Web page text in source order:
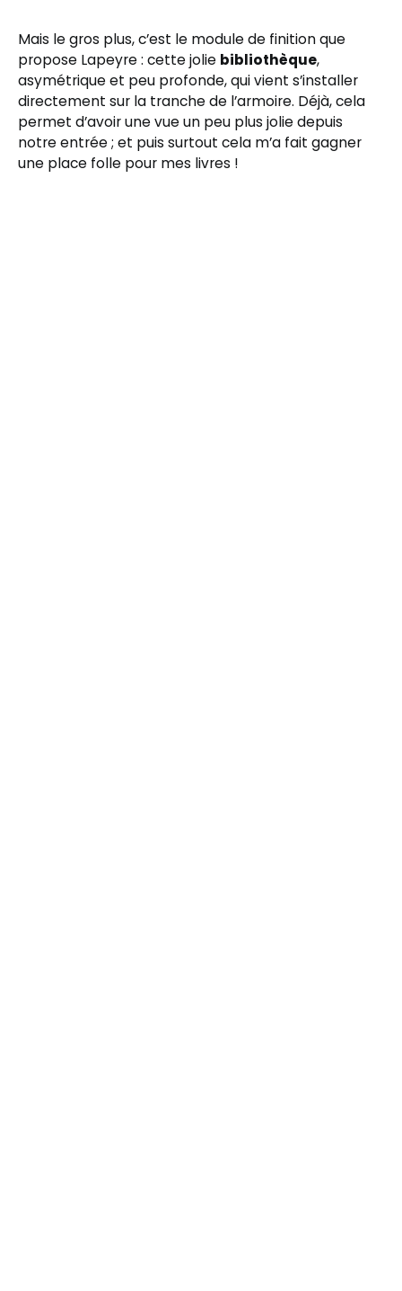
Mais le gros plus, c’est le module de finition que
propose Lapeyre : cette jolie bibliothèque,
asymétrique et peu profonde, qui vient s’installer
directement sur la tranche de l’armoire. Déjà, cela
permet d’avoir une vue un peu plus jolie depuis
notre entrée ; et puis surtout cela m’a fait gagner
une place folle pour mes livres !